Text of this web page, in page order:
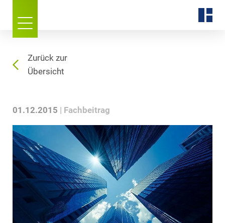
Zurück zur
Übersicht
01.12.2015 Fachbeitrag